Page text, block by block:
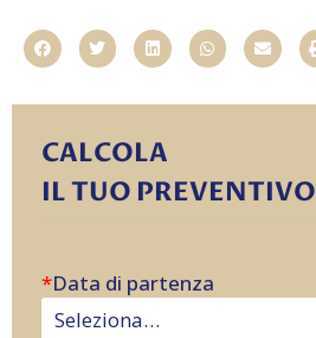
CALCOLA
IL TUO PREVENTIVO
*Data di partenza